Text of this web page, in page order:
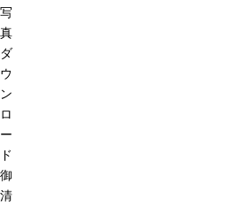
写
真
ダ
ウ
ン
ロ
ー
ド
御
清